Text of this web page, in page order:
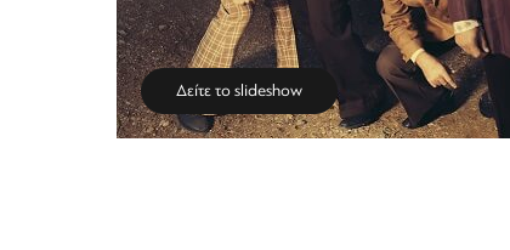
Δείτε το slideshow